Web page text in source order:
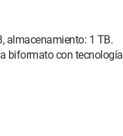
almacenamiento: 1 TB.
biformato con tecnología